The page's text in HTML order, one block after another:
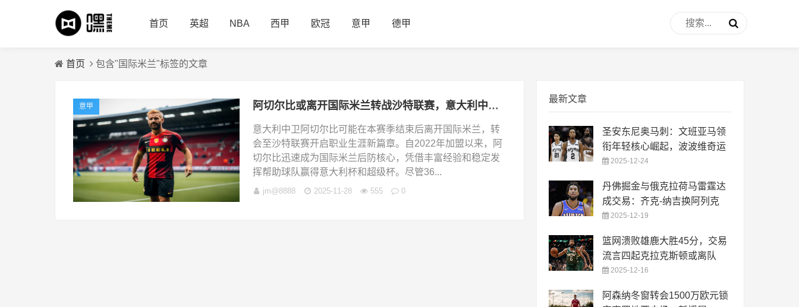
首页 英超 NBA 西甲 欧冠 意甲 德甲
首页 包含"国际米兰"标签的文章
意甲 阿切尔比或离开国际米兰转战沙特联赛，意大利中卫生涯新篇章引关注
意大利中卫阿切尔比可能在本赛季结束后离开国际米兰，转
会至沙特联赛开启职业生涯新篇章。自2022年加盟以来，阿
切尔比迅速成为国际米兰后防核心，凭借丰富经验和稳定发
挥帮助球队赢得意大利杯和超级杯。尽管36...
jm@8888 2025-11-28 555 0
最新文章
圣安东尼奥马刺：文班亚马领
衔年轻核心崛起，波波维奇运
2025-12-24
丹佛掘金与俄克拉荷马雷霆达
成交易：齐克-纳吉换阿列克
2025-12-19
篮网溃败雄鹿大胜45分，交易
流言四起克拉克斯顿或离队
2025-12-16
阿森纳冬窗转会1500万欧元锁